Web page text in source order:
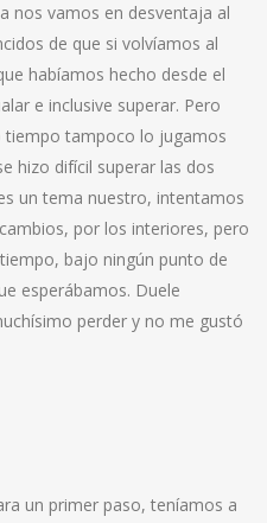
nos vamos en desventaja al
de que si volvíamos al
habíamos hecho desde el
e inclusive superar. Pero
tiempo tampoco lo jugamos
hizo difícil superar las dos
un tema nuestro, intentamos
por los interiores, pero
bajo ningún punto de
esperábamos. Duele
perder y no me gustó
un primer paso, teníamos a